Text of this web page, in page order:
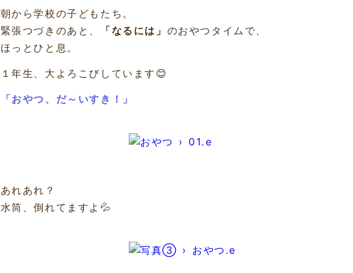
朝から学校の子どもたち。
緊張つづきのあと、
「なるには」 のおやつタイムで、
ほっとひと息。
１年生、大よろこびしています😊
「おやつ、だ～いすき！」
あれあれ？
水筒、倒れてますよ💦